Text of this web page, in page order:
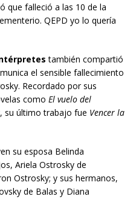
que falleció a las 10 de la
QEPD yo lo quería
también compartió
el sensible fallecimiento
Recordado por sus
como El vuelo del
, su último trabajo fue Vencer la
su esposa Belinda
Ariela Ostrosky de
Ostrosky; y sus hermanos,
de Balas y Diana